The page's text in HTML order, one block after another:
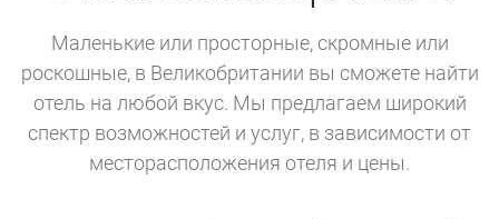
Маленькие или просторные, скромные или
роскошные, в Великобритании вы сможете найти
отель на любой вкус. Мы предлагаем широкий
спектр возможностей и услуг, в зависимости от
месторасположения отеля и цены.